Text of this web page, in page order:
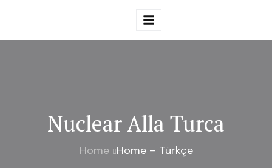
Nuclear Alla Turca
Home Home – Türkçe